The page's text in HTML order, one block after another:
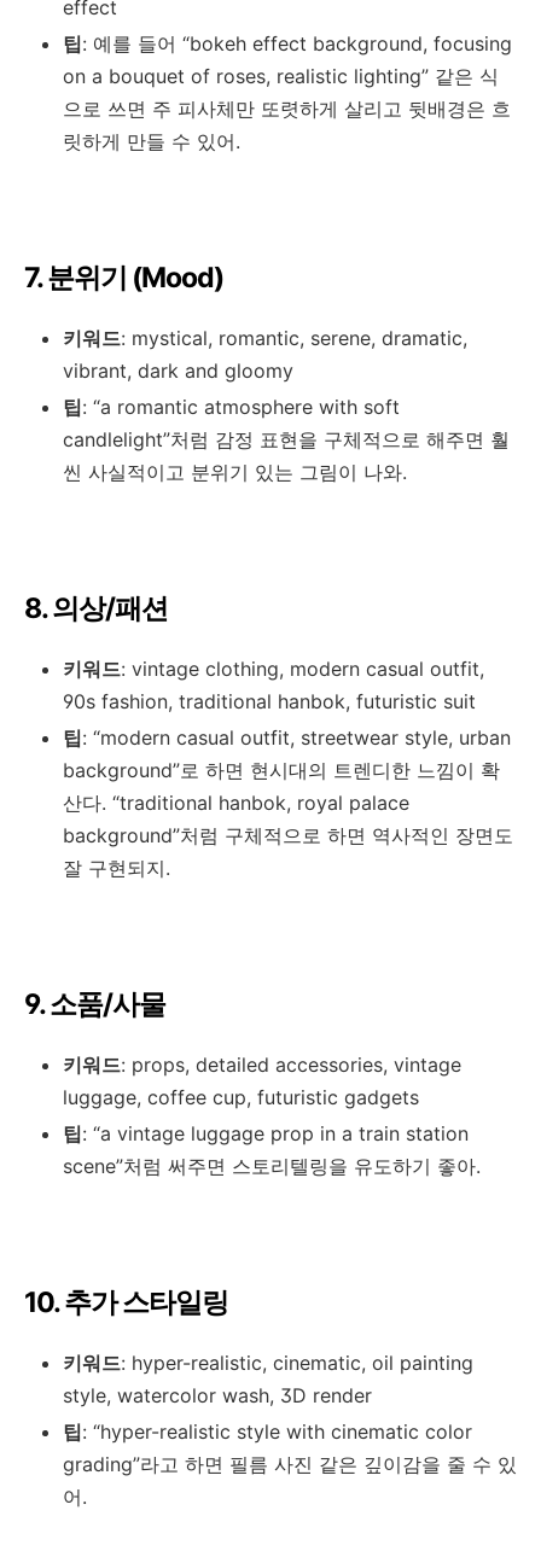
effect
팁: 예를 들어 “bokeh effect background, focusing
on a bouquet of roses, realistic lighting” 같은 식
으로 쓰면 주 피사체만 또렷하게 살리고 뒷배경은 흐
릿하게 만들 수 있어.
7. 분위기 (Mood)
키워드: mystical, romantic, serene, dramatic,
vibrant, dark and gloomy
팁: “a romantic atmosphere with soft
candlelight”처럼 감정 표현을 구체적으로 해주면 훨
씬 사실적이고 분위기 있는 그림이 나와.
8. 의상/패션
키워드: vintage clothing, modern casual outfit,
90s fashion, traditional hanbok, futuristic suit
팁: “modern casual outfit, streetwear style, urban
background”로 하면 현시대의 트렌디한 느낌이 확
산다. “traditional hanbok, royal palace
background”처럼 구체적으로 하면 역사적인 장면도
잘 구현되지.
9. 소품/사물
키워드: props, detailed accessories, vintage
luggage, coffee cup, futuristic gadgets
팁: “a vintage luggage prop in a train station
scene”처럼 써주면 스토리텔링을 유도하기 좋아.
10. 추가 스타일링
키워드: hyper-realistic, cinematic, oil painting
style, watercolor wash, 3D render
팁: “hyper-realistic style with cinematic color
grading”라고 하면 필름 사진 같은 깊이감을 줄 수 있
어.